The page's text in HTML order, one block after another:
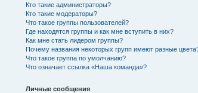
Кто такие администраторы?
Кто такие модераторы?
Что такое группы пользователей?
Где находятся группы и как мне вступить в них?
Как мне стать лидером группы?
Почему названия некоторых групп имеют разные
Что такое группа по умолчанию?
Что означает ссылка «Наша команда»?
Личные сообщения